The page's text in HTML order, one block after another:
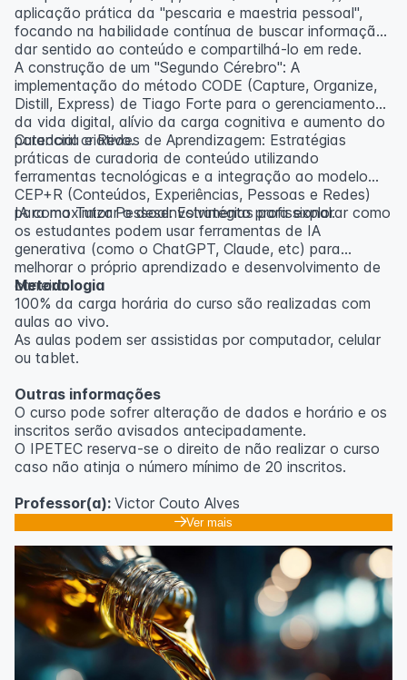
aplicação prática da "pescaria e maestria pessoal",
focando na habilidade contínua de buscar informação,
dar sentido ao conteúdo e compartilhá-lo em rede.
A construção de um "Segundo Cérebro": A
implementação do método CODE (Capture, Organize,
Distill, Express) de Tiago Forte para o gerenciamento
da vida digital, alívio da carga cognitiva e aumento do
potencial criativo.
Curadoria e Redes de Aprendizagem: Estratégias
práticas de curadoria de conteúdo utilizando
ferramentas tecnológicas e a integração ao modelo
CEP+R (Conteúdos, Experiências, Pessoas e Redes)
para maximizar o desenvolvimento profissional.
IA como Tutor Pessoal: Estratégias para explorar como
os estudantes podem usar ferramentas de IA
generativa (como o ChatGPT, Claude, etc) para
melhorar o próprio aprendizado e desenvolvimento de
carreira.
Metodologia
100% da carga horária do curso são realizadas com
aulas ao vivo.
As aulas podem ser assistidas por computador, celular
ou tablet.
Outras informações
O curso pode sofrer alteração de dados e horário e os
inscritos serão avisados ​​antecipadamente.
O IPETEC reserva-se o direito de não realizar o curso
caso não atinja o número mínimo de 20 inscritos.
Professor(a): Victor Couto Alves
Ver mais